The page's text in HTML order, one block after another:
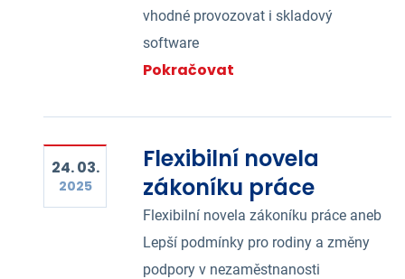
vhodné provozovat i skladový
software
Pokračovat
24. 03.
2025
Flexibilní novela
zákoníku práce
Flexibilní novela zákoníku práce aneb
Lepší podmínky pro rodiny a změny
podpory v nezaměstnanosti